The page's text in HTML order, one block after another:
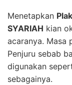
Menetapkan
SYARIAH kian
acaranya. Masa
Penjuru sebab
digunakan
sebagainya.